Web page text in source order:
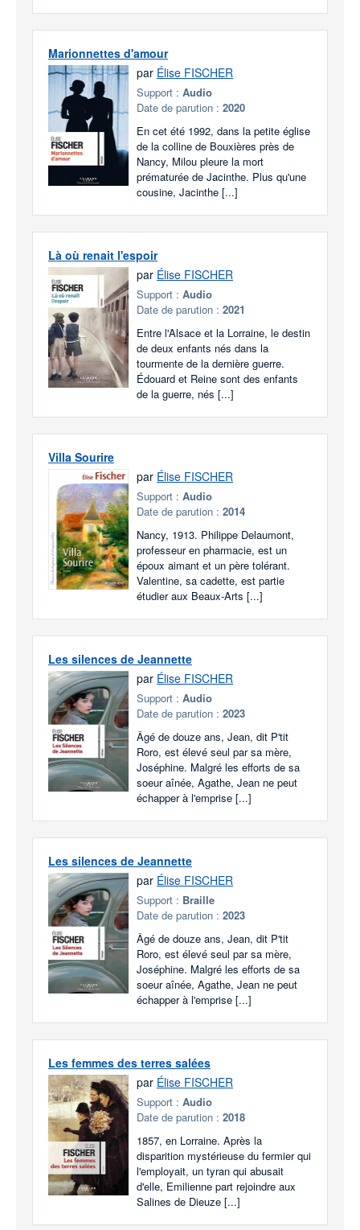
Marionnettes d'amour
par Élise FISCHER
Support : Audio
Date de parution : 2020
En cet été 1992, dans la petite église
de la colline de Bouxières près de
Nancy, Milou pleure la mort
prématurée de Jacinthe. Plus qu'une
cousine, Jacinthe [...]
Là où renait l'espoir
par Élise FISCHER
Support : Audio
Date de parution : 2021
Entre l'Alsace et la Lorraine, le destin
de deux enfants nés dans la
tourmente de la dernière guerre.
Édouard et Reine sont des enfants
de la guerre, nés [...]
Villa Sourire
par Élise FISCHER
Support : Audio
Date de parution : 2014
Nancy, 1913. Philippe Delaumont,
professeur en pharmacie, est un
époux aimant et un père tolérant.
Valentine, sa cadette, est partie
étudier aux Beaux-Arts [...]
Les silences de Jeannette
par Élise FISCHER
Support : Audio
Date de parution : 2023
Âgé de douze ans, Jean, dit P'tit
Roro, est élevé seul par sa mère,
Joséphine. Malgré les efforts de sa
soeur aînée, Agathe, Jean ne peut
échapper à l'emprise [...]
Les silences de Jeannette
par Élise FISCHER
Support : Braille
Date de parution : 2023
Âgé de douze ans, Jean, dit P'tit
Roro, est élevé seul par sa mère,
Joséphine. Malgré les efforts de sa
soeur aînée, Agathe, Jean ne peut
échapper à l'emprise [...]
Les femmes des terres salées
par Élise FISCHER
Support : Audio
Date de parution : 2018
1857, en Lorraine. Après la
disparition mystérieuse du fermier qui
l'employait, un tyran qui abusait
d'elle, Emilienne part rejoindre aux
Salines de Dieuze [...]